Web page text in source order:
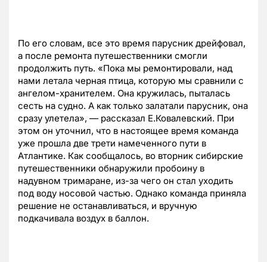
По его словам, все это время парусник дрейфовал,
а после ремонта путешественники смогли
продолжить путь. «Пока мы ремонтировали, над
нами летала черная птица, которую мы сравнили с
ангелом-хранителем. Она кружилась, пыталась
сесть на судно. А как только залатали парусник, она
сразу улетела», — рассказал Е.Ковалевский. При
этом он уточнил, что в настоящее время команда
уже прошла две трети намеченного пути в
Атлантике. Как сообщалось, во вторник сибирские
путешественники обнаружили пробоину в
надувном тримаране, из-за чего он стал уходить
под воду носовой частью. Однако команда приняла
решение не останавливаться, и вручную
подкачивала воздух в баллон.